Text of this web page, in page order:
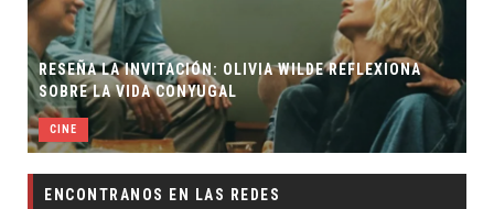
RESEÑA LA INVITACIÓN: OLIVIA WILDE REFLEXIONA
SOBRE LA VIDA CONYUGAL
CINE
ENCONTRANOS EN LAS REDES